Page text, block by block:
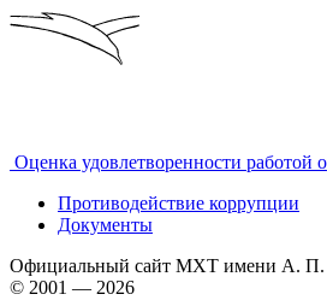
Оценка удовлетворенности работой
Противодействие коррупции
Документы
Официальный сайт МХТ имени А. П.
© 2001 — 2026